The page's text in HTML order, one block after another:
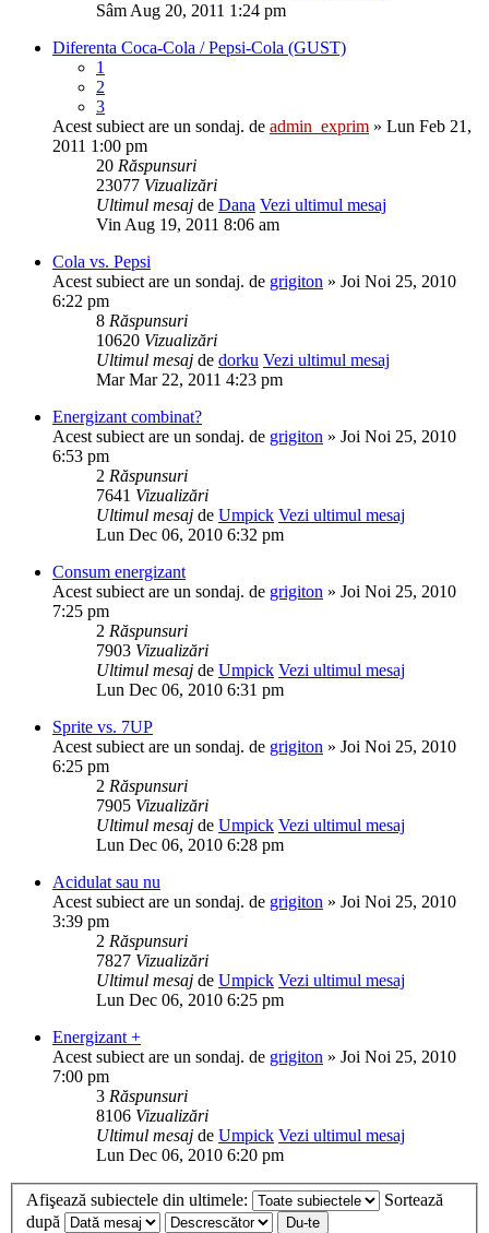
Sâm Aug 20, 2011 1:24 pm
Diferenta Coca-Cola / Pepsi-Cola (GUST)
1
2
3
Acest subiect are un sondaj. de admin_exprim » Lun Feb 21,
2011 1:00 pm
20 Răspunsuri
23077 Vizualizări
Ultimul mesaj de Dana Vezi ultimul mesaj
Vin Aug 19, 2011 8:06 am
Cola vs. Pepsi
Acest subiect are un sondaj. de grigiton » Joi Noi 25, 2010
6:22 pm
8 Răspunsuri
10620 Vizualizări
Ultimul mesaj de dorku Vezi ultimul mesaj
Mar Mar 22, 2011 4:23 pm
Energizant combinat?
Acest subiect are un sondaj. de grigiton » Joi Noi 25, 2010
6:53 pm
2 Răspunsuri
7641 Vizualizări
Ultimul mesaj de Umpick Vezi ultimul mesaj
Lun Dec 06, 2010 6:32 pm
Consum energizant
Acest subiect are un sondaj. de grigiton » Joi Noi 25, 2010
7:25 pm
2 Răspunsuri
7903 Vizualizări
Ultimul mesaj de Umpick Vezi ultimul mesaj
Lun Dec 06, 2010 6:31 pm
Sprite vs. 7UP
Acest subiect are un sondaj. de grigiton » Joi Noi 25, 2010
6:25 pm
2 Răspunsuri
7905 Vizualizări
Ultimul mesaj de Umpick Vezi ultimul mesaj
Lun Dec 06, 2010 6:28 pm
Acidulat sau nu
Acest subiect are un sondaj. de grigiton » Joi Noi 25, 2010
3:39 pm
2 Răspunsuri
7827 Vizualizări
Ultimul mesaj de Umpick Vezi ultimul mesaj
Lun Dec 06, 2010 6:25 pm
Energizant +
Acest subiect are un sondaj. de grigiton » Joi Noi 25, 2010
7:00 pm
3 Răspunsuri
8106 Vizualizări
Ultimul mesaj de Umpick Vezi ultimul mesaj
Lun Dec 06, 2010 6:20 pm
Afişează subiectele din ultimele:
Sortează
după